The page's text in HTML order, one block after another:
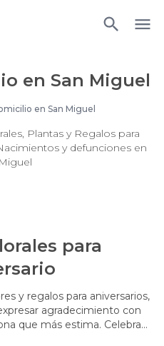
en San Miguel
en San Miguel
Plantas y Regalos para
y defunciones en
para
y regalos para aniversarios,
agradecimiento con
que más estima. Celebra